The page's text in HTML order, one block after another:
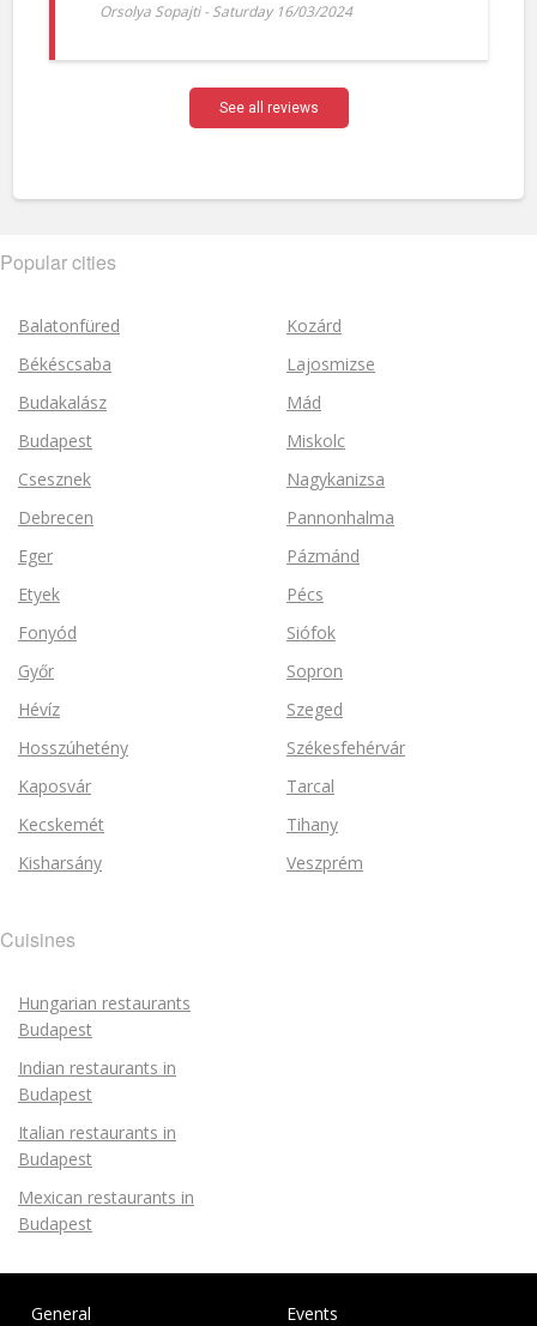
Orsolya Sopajti- Saturday 16/03/2024
See all reviews
Popular cities
Balatonfüred
Békéscsaba
Budakalász
Budapest
Csesznek
Debrecen
Eger
Etyek
Fonyód
Győr
Hévíz
Hosszúhetény
Kaposvár
Kecskemét
Kisharsány
Kozárd
Lajosmizse
Mád
Miskolc
Nagykanizsa
Pannonhalma
Pázmánd
Pécs
Siófok
Sopron
Szeged
Székesfehérvár
Tarcal
Tihany
Veszprém
Cuisines
Hungarian restaurants
Budapest
Indian restaurants in
Budapest
Italian restaurants in
Budapest
Mexican restaurants in
Budapest
General Events